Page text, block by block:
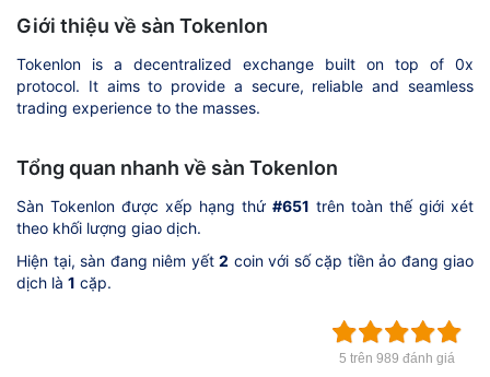
Giới thiệu về sàn Tokenlon
Tokenlon is a decentralized exchange built on top of 0x
protocol. It aims to provide a secure, reliable and seamless
trading experience to the masses.
Tổng quan nhanh về sàn Tokenlon
Sàn Tokenlon được xếp hạng thứ #651 trên toàn thế giới xét
theo khối lượng giao dịch.
Hiện tại, sàn đang niêm yết 2 coin với số cặp tiền ảo đang giao
dịch là 1 cặp.
5 trên 989 đánh giá